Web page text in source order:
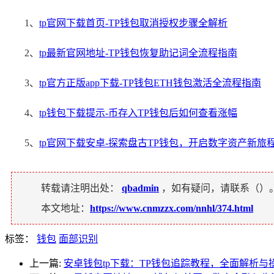
1、 tp官网下载首页-TP钱包取消授权步骤全解析
2、 tp最新官网地址-TP钱包恢复助记词全流程指南
3、 tp官方正版app下载-TP钱包ETH钱包激活全流程指南
4、 tp钱包下载提示-币存入TP钱包后如何查看涨幅
5、 tp官网下载安卓-探索盘古TP钱包，开启数字资产新旅
转载请注明出处： qbadmin ，如有疑问，请联系（）。
本文地址： https://www.cnmzzx.com/nnhl/374.html
标签： 钱包 面部识别
上一篇: 安卓钱包tp下载：TP钱包追踪教程，全面解析与